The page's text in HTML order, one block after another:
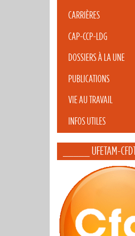
CARRIÈRES
CAP-CCP-LDG
DOSSIERS À LA UNE
PUBLICATIONS
VIE AU TRAVAIL
INFOS UTILES
_____ UFETAM-